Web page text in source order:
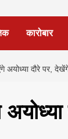
कारोबार
अयोध्या दौरे पर, देखेंगे